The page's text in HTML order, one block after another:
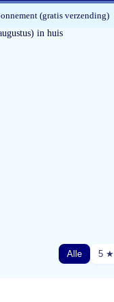
(gratis verzending)
in huis
Alle 5 ★